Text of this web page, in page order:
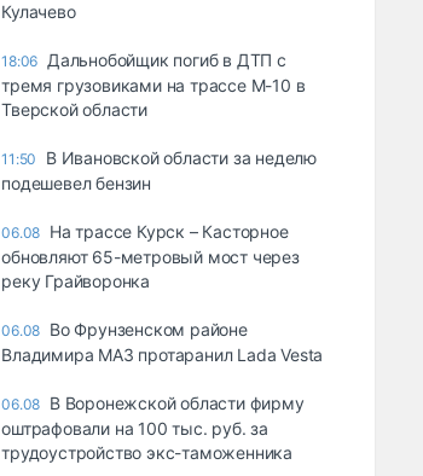
Кулачево
18:06 Дальнобойщик погиб в ДТП с
тремя грузовиками на трассе М-10 в
Тверской области
11:50
В Ивановской области за неделю
подешевел бензин
06.08 На трассе Курск – Касторное
обновляют 65-метровый мост через
реку Грайворонка
06.08 Во Фрунзенском районе
Владимира МАЗ протаранил Lada Vesta
06.08 В Воронежской области фирму
оштрафовали на 100 тыс. руб. за
трудоустройство экс-таможенника